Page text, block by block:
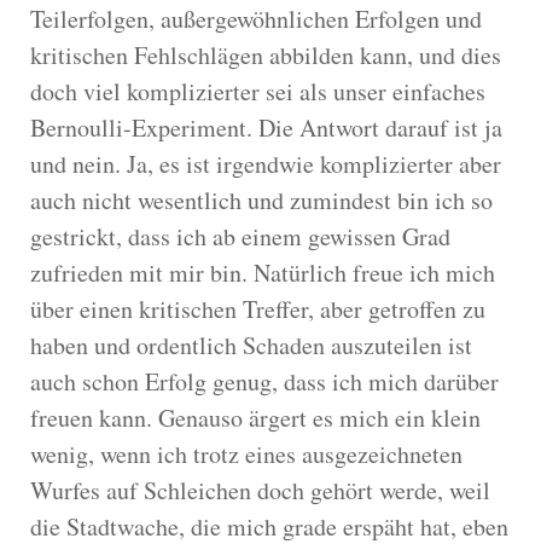
Teilerfolgen, außergewöhnlichen Erfolgen und
kritischen Fehlschlägen abbilden kann, und dies
doch viel komplizierter sei als unser einfaches
Bernoulli-Experiment. Die Antwort darauf ist ja
und nein. Ja, es ist irgendwie komplizierter aber
auch nicht wesentlich und zumindest bin ich so
gestrickt, dass ich ab einem gewissen Grad
zufrieden mit mir bin. Natürlich freue ich mich
über einen kritischen Treffer, aber getroffen zu
haben und ordentlich Schaden auszuteilen ist
auch schon Erfolg genug, dass ich mich darüber
freuen kann. Genauso ärgert es mich ein klein
wenig, wenn ich trotz eines ausgezeichneten
Wurfes auf Schleichen doch gehört werde, weil
die Stadtwache, die mich grade erspäht hat, eben